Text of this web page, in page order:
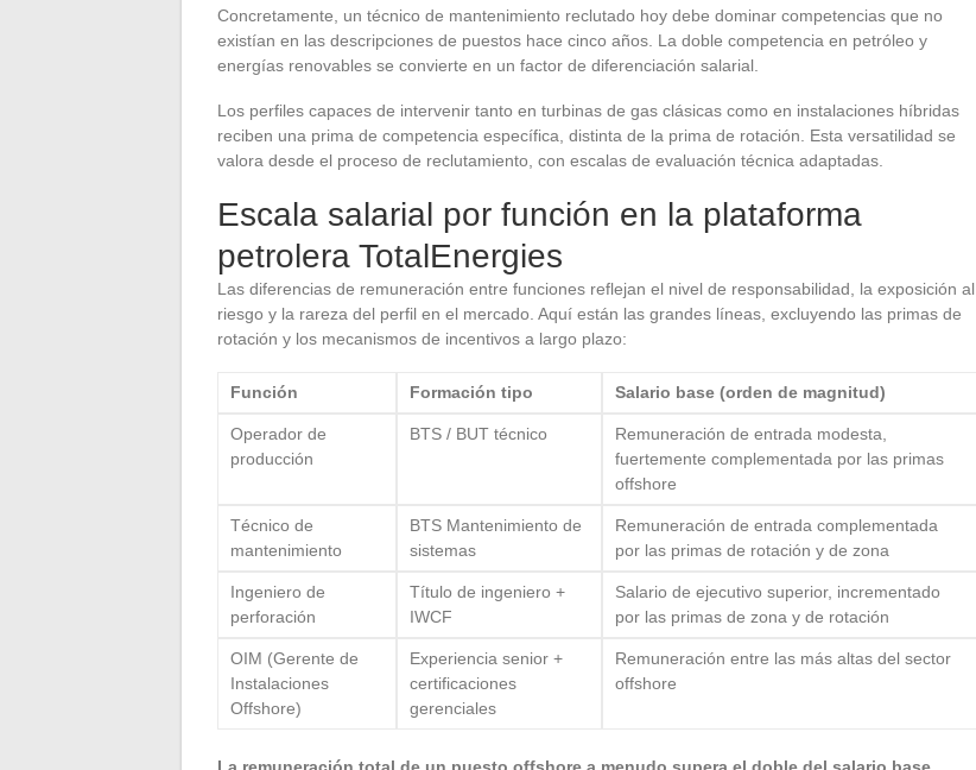
Concretamente, un técnico de mantenimiento reclutado hoy debe dominar competencias que no
existían en las descripciones de puestos hace cinco años. La doble competencia en petróleo y
energías renovables se convierte en un factor de diferenciación salarial.
Los perfiles capaces de intervenir tanto en turbinas de gas clásicas como en instalaciones híbridas
reciben una prima de competencia específica, distinta de la prima de rotación. Esta versatilidad se
valora desde el proceso de reclutamiento, con escalas de evaluación técnica adaptadas.
Escala salarial por función en la plataforma
petrolera TotalEnergies
Las diferencias de remuneración entre funciones reflejan el nivel de responsabilidad, la exposición al
riesgo y la rareza del perfil en el mercado. Aquí están las grandes líneas, excluyendo las primas de
rotación y los mecanismos de incentivos a largo plazo:
Función Formación tipo Salario base (orden de magnitud)
Operador de
producción
BTS / BUT técnico
Remuneración de entrada modesta,
fuertemente complementada por las primas
offshore
Técnico de
mantenimiento
BTS Mantenimiento de
sistemas
Remuneración de entrada complementada
por las primas de rotación y de zona
Ingeniero de
perforación
Título de ingeniero +
IWCF
Salario de ejecutivo superior, incrementado
por las primas de zona y de rotación
OIM (Gerente de
Instalaciones
Offshore)
Experiencia senior +
certificaciones
gerenciales
Remuneración entre las más altas del sector
offshore